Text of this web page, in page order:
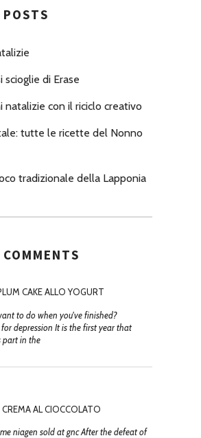
scioglie di Erase
natalizie con il riciclo creativo
tutte le ricette del Nonno
tradizionale della Lapponia
CAKE ALLO YOGURT
to do when you've finished?
depression It is the first year that
part in the
AL CIOCCOLATO
niagen sold at gnc After the defeat of